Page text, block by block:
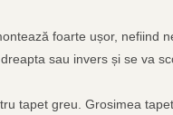
foarte ușor, nefiind
sau invers și se va
tapet greu. Grosimea